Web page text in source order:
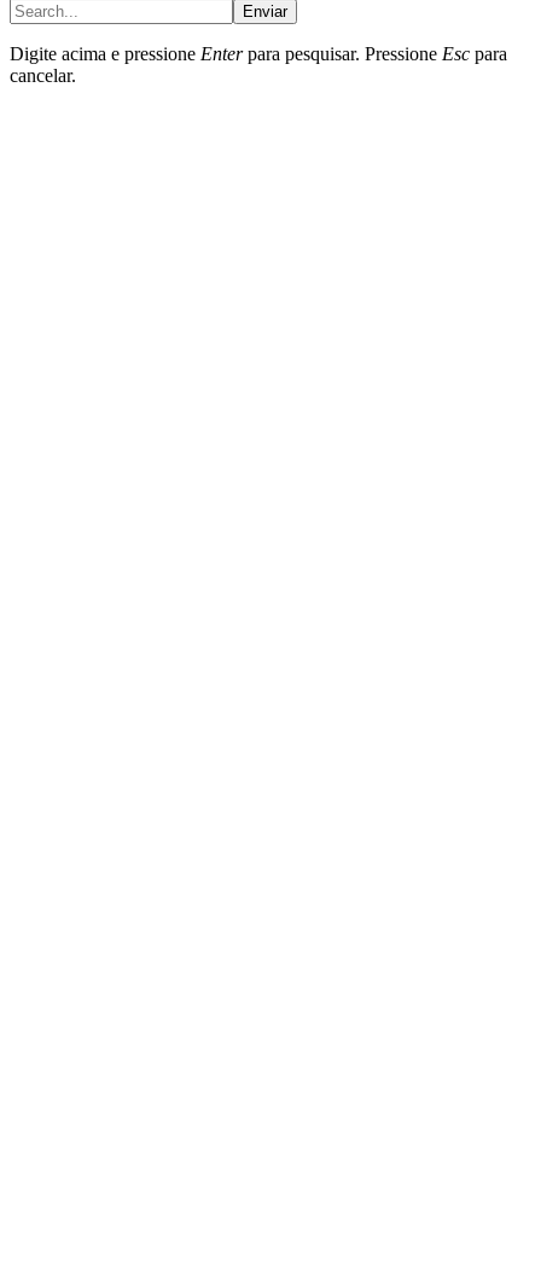
Enviar
Digite acima e pressione Enterpara pesquisar. Pressione Esc para
cancelar.